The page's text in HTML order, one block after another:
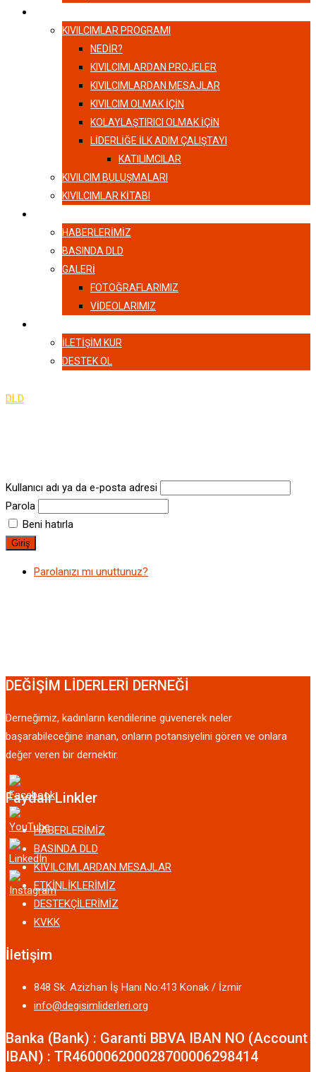
KIVILCIMLAR PROGRAMI
NEDİR?
KIVILCIMLARDAN PROJELER
KIVILCIMLARDAN MESAJLAR
KIVILCIM OLMAK İÇİN
KOLAYLAŞTIRICI OLMAK İÇİN
LIDERLIĞE İLK ADIM ÇALIŞTAYI
KATILIMCILAR
KIVILCIM BULUŞMALARI
KIVILCIMLAR KITABI
HABERLERIMIZ
BASINDA DLD
GALERI
FOTOĞRAFLARIMIZ
VIDEOLARIMIZ
İLETIŞIM KUR
DESTEK OL
DLD
Kullanıcı adı ya da e-posta adresi
Parola
Beni hatırla
Parolanızı mı unuttunuz?
DEĞİŞİM LİDERLERİ DERNEĞİ
Derneğimiz, kadınların kendilerine güvenerek neler
başarabileceğine inanan, onların potansiyelini gören ve onlara
değer veren bir dernektir.
Faydalı Linkler
HABERLERİMİZ
BASINDA DLD
KIVILCIMLARDAN MESAJLAR
ETKİNLİKLERİMİZ
DESTEKÇİLERİMİZ
KVKK
İletişim
848 Sk. Azizhan İş Hanı No:413 Konak / İzmir
info@degisimliderleri.org
Banka (Bank) : Garanti BBVA IBAN NO (Account
IBAN) : TR460006200028700006298414